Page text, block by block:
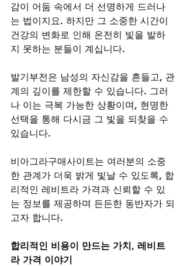
감이 어둠 속에서 더 선명하게 드러나
는 법이지요. 하지만 그 소중한 시간이
건강의 변화로 인해 온전히 빛을 발하
지 못하는 분들이 계십니다.
발기부전은 남성의 자신감을 흔들고, 관
계의 깊이를 제한할 수 있습니다. 그러
나 이는 극복 가능한 상황이며, 현명한
선택을 통해 다시금 그 빛을 되찾을 수
있습니다.
비아그라구매사이트는 여러분의 소중
한 관계가 더욱 밝게 빛날 수 있도록, 합
리적인 레비트라 가격과 신뢰할 수 있
는 정보를 제공하며 든든한 동반자가 되
고자 합니다.
합리적인 비용이 만드는 가치, 레비트
라 가격 이야기